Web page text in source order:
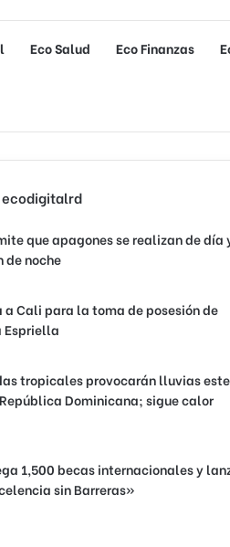
Eco Salud Eco Finanzas
ecodigitalrd
que apagones se realizan de día
de noche
Cali para la toma de posesión de
Espriella
tropicales provocarán lluvias
Dominicana; sigue calor
1,500 becas internacionales y
sin Barreras»